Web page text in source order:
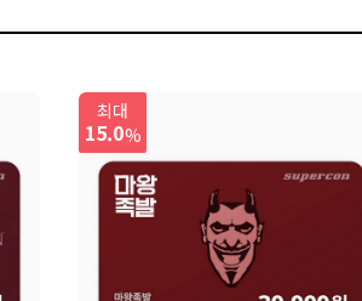
최대
15.0%